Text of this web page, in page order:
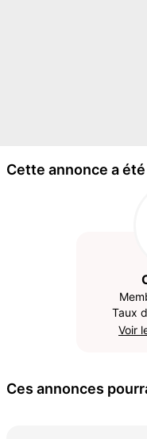
Cette annonce a
Taux
Voir
Ces annonces